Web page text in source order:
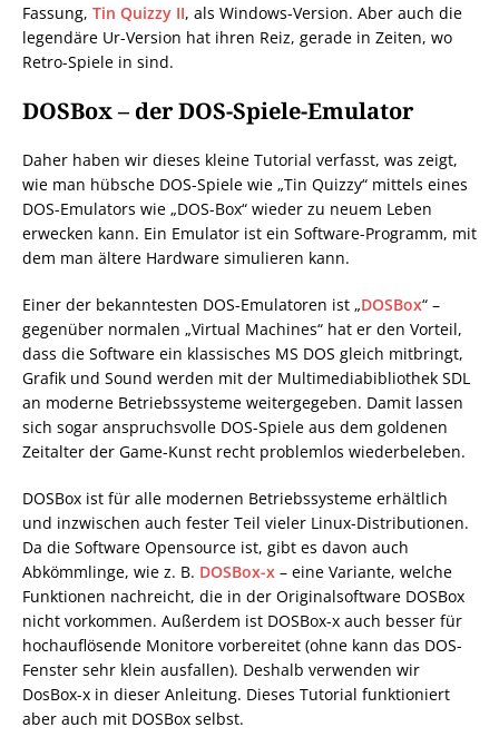
Fassung, Tin Quizzy II, als Windows-Version. Aber auch die
legendäre Ur-Version hat ihren Reiz, gerade in Zeiten, wo
Retro-Spiele in sind.
DOSBox – der DOS-Spiele-Emulator
Daher haben wir dieses kleine Tutorial verfasst, was zeigt,
wie man hübsche DOS-Spiele wie „Tin Quizzy“ mittels eines
DOS-Emulators wie „DOS-Box“ wieder zu neuem Leben
erwecken kann. Ein Emulator ist ein Software-Programm, mit
dem man ältere Hardware simulieren kann.
Einer der bekanntesten DOS-Emulatoren ist „DOSBox“ –
gegenüber normalen „Virtual Machines“ hat er den Vorteil,
dass die Software ein klassisches MS DOS gleich mitbringt,
Grafik und Sound werden mit der Multimediabibliothek SDL
an moderne Betriebssysteme weitergegeben. Damit lassen
sich sogar anspruchsvolle DOS-Spiele aus dem goldenen
Zeitalter der Game-Kunst recht problemlos wiederbeleben.
DOSBox ist für alle modernen Betriebssysteme erhältlich
und inzwischen auch fester Teil vieler Linux-Distributionen.
Da die Software Opensource ist, gibt es davon auch
Abkömmlinge, wie z. B. DOSBox-x – eine Variante, welche
Funktionen nachreicht, die in der Originalsoftware DOSBox
nicht vorkommen. Außerdem ist DOSBox-x auch besser für
hochauflösende Monitore vorbereitet (ohne kann das DOS-
Fenster sehr klein ausfallen). Deshalb verwenden wir
DosBox-x in dieser Anleitung. Dieses Tutorial funktioniert
aber auch mit DOSBox selbst.